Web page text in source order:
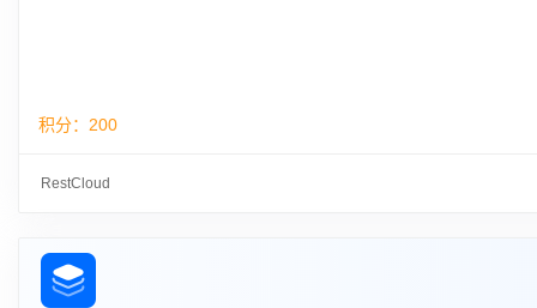
积分： 200
RestCloud